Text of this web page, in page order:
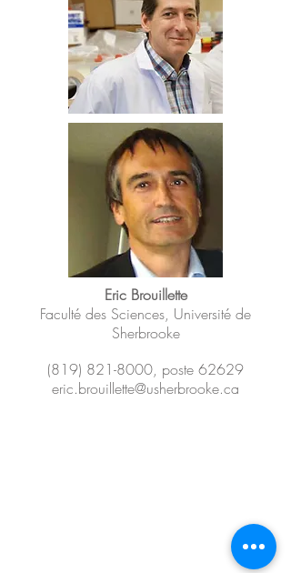
Eric Brouillette
Faculté des Sciences, Université de
Sherbrooke
(819) 821-8000, poste 62629
eric.brouillette@usherbrooke.ca